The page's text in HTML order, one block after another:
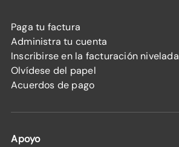
Paga tu factura
Administra tu cuenta
Inscribirse en la facturación nivelada
Olvídese del papel
Acuerdos de pago
Apoyo